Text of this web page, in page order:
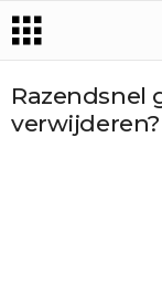
Razendsnel